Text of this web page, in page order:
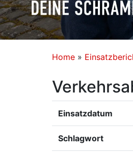
Home »
Einsatzdatum
Schlagwort